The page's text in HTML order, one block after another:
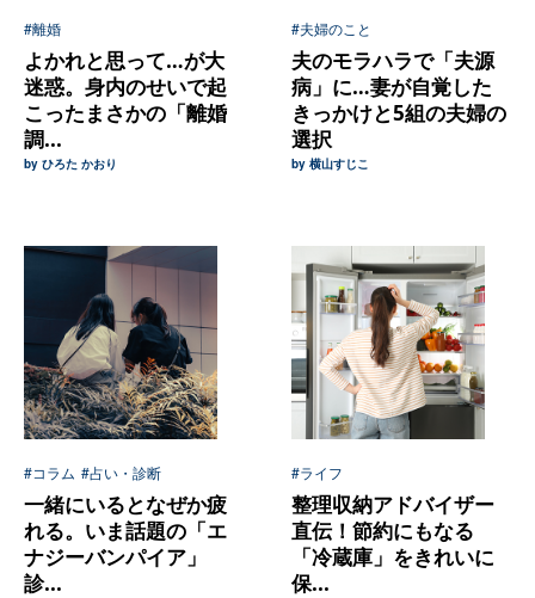
#離婚
よかれと思って…が大
迷惑。身内のせいで起
こったまさかの「離婚
調...
by ひろた かおり
#夫婦のこと
夫のモラハラで「夫源
病」に…妻が自覚した
きっかけと5組の夫婦の
選択
by 横山すじこ
#コラム #占い・診断
一緒にいるとなぜか疲
れる。いま話題の「エ
ナジーバンパイア」
診...
#ライフ
整理収納アドバイザー
直伝！節約にもなる
「冷蔵庫」をきれいに
保...